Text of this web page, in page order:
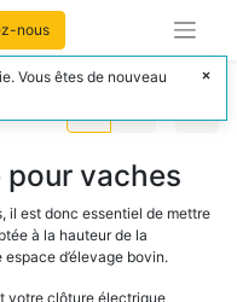
nous
vaches
il est donc essentiel de mettre
à la hauteur de la
d’élevage bovin.
votre clôture électrique
Vous êtes de nouveau